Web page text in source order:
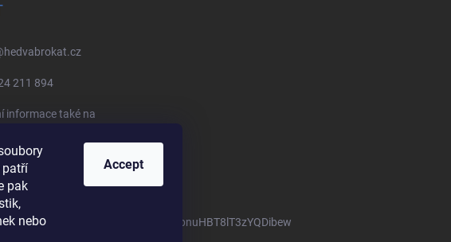
patří
pak
nebo
Accept
hedvabrokat.cz
211 894
informace také na
channel/UCTIUvbnuHBT8lT3zYQDibew